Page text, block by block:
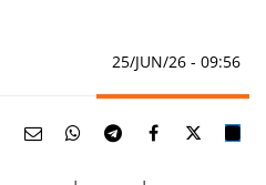
25/JUN/26 - 09:56